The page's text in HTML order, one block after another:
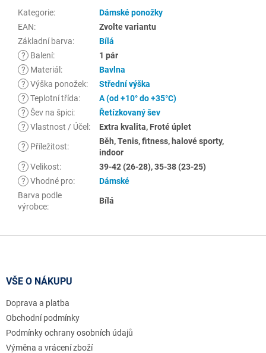
Kategorie:
Dámské ponožky
EAN:
Zvolte variantu
Základní barva:
Bílá
?
Balení:
1 pár
?
Materiál :
Bavlna
? Výška ponožek:
Střední výška
? Teplotní třída:
A (od +10° do +35°C)
? Šev na špici:
Řetízkovaný šev
? Vlastnost / Účel : Extra kvalita, Froté úplet
? Příležitost:
Běh, Tenis, fitness, halové sporty,
indoor
? Velikost:
39-42 (26-28), 35-38 (23-25)
? Vhodné pro:
Dámské
Barva podle
výrobce:
Bílá
VŠE O NÁKUPU
Doprava a platba
Obchodní podmínky
Podmínky ochrany osobních údajů
Výměna a vrácení zboží